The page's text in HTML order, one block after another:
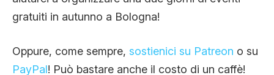
gratuiti in autunno a Bologna!
Oppure, come sempre, sostienici su Patreon o su
PayPal! Può bastare anche il costo di un caffè!